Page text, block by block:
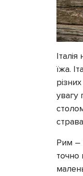
їжа.
увагу
Рим –
точно